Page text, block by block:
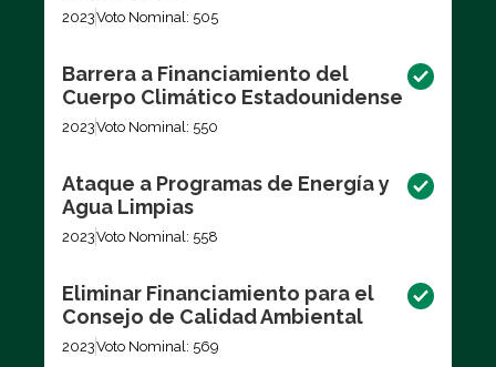
2023Voto Nominal: 505
Barrera a Financiamiento del
Cuerpo Climático Estadounidense
2023Voto Nominal: 550
Ataque a Programas de Energía y
Agua Limpias
2023Voto Nominal: 558
Eliminar Financiamiento para el
Consejo de Calidad Ambiental
2023Voto Nominal: 569